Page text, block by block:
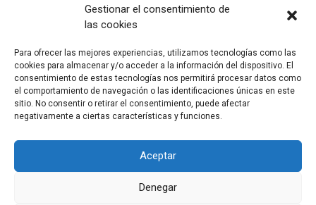
Gestionar el consentimiento de
las cookies
Para ofrecer las mejores experiencias, utilizamos tecnologías como las
cookies para almacenar y/o acceder a la información del dispositivo. El
consentimiento de estas tecnologías nos permitirá procesar datos como
el comportamiento de navegación o las identificaciones únicas en este
sitio. No consentir o retirar el consentimiento, puede afectar
negativamente a ciertas características y funciones.
Aceptar
Denegar